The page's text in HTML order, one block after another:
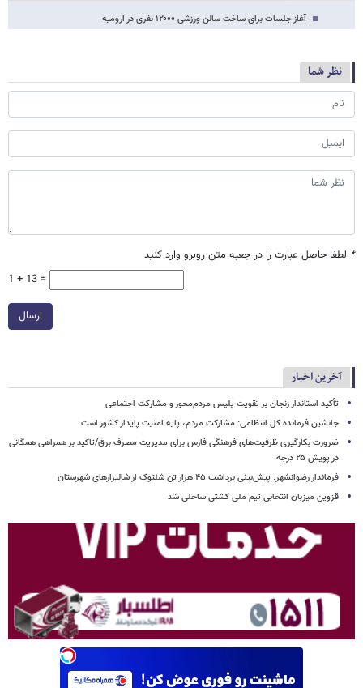
آغاز جلسات برای ساخت سالن ورزشی ۱۲۰۰۰ نفری در ارومیه
نظر شما
* لطفا حاصل عبارت را در جعبه متن روبرو وارد کنید
1 + 13 =
ارسال
آخرین اخبار
تأکید استاندار زنجان بر تقویت پلیس مردم‌محور و مشارکت اجتماعی
جانشین فرمانده کل انتظامی: مشارکت مردم، پایه امنیت پایدار کشور است
ضرورت بکارگیری ظرفیت‌های فرهنگی فارس برای مدیریت مصرف برق/تاکید بر همراهی همگانی
در پویش ۲۵ درجه
فرماندار رضوانشهر: پیش‌بینی برداشت ۴۵ هزار تن شلتوک از شالیزارهای شهرستان
قزوین میزبان انتخابی تیم ملی کشتی ساحلی شد